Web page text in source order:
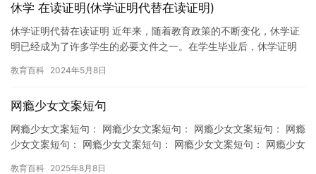
休学 在读证明(休学证明代替在读证明)
休学证明代替在读证明 近年来，随着教育政策的不断变化，休学证
明已经成为了许多学生的必要文件之一。在学生毕业后，休学证明
进一…
教育百科 2024年5月8日
网瘾少女文案短句
网瘾少女文案短句： 网瘾少女文案短句： 网瘾少女文案短句： 网瘾
少女文案短句： 网瘾少女文案短句： 网瘾少女文案短句： 网瘾少女
教育百科 2025年8月8日